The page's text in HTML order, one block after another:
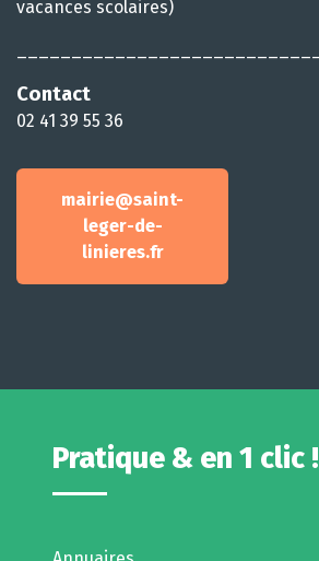
vacances scolaires)
Contact
02 41 39 55 36
mairie@saint-
leger-de-
linieres.fr
Pratique & en 1 clic !